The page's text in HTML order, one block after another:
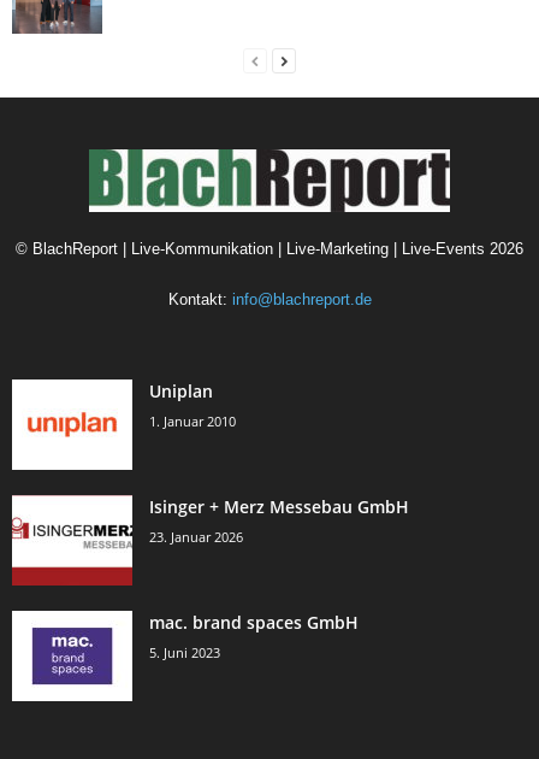
© BlachReport | Live-Kommunikation | Live-Marketing | Live-Events 2026
Kontakt: info@blachreport.de
Uniplan
1. Januar 2010
Isinger + Merz Messebau GmbH
23. Januar 2026
mac. brand spaces GmbH
5. Juni 2023